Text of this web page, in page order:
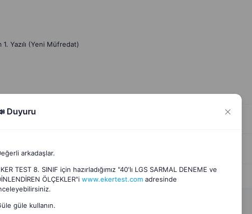
1. Yazılı (Yeni Müfredat)
Hata Bildir
Duyuru
arkadaşlar.
TEST 8. SINIF için hazırladığımız "40'lı LGS SARMAL DENEME ve
ÖLÇEKLER"i www.ekertest.comadresinde
güle kullanın.